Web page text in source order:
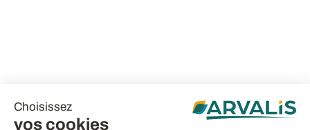
Choisissez
vos cookies